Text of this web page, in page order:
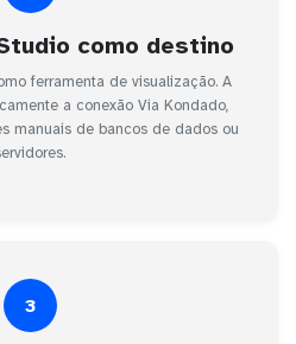
como destino
ferramenta de visualização. A
a conexão Via Kondado,
manuais de bancos de dados ou
3